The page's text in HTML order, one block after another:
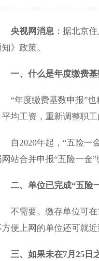
央视网消息 ：据北京
》政策。
一、什么是年度缴费基
年度缴费基数申报”也
平均工资，重新调整职
2020年起，“五险一金
网站合并申报“五险一金”
二、单位已完成“五险
需要。缴存单位可在7
方便上网的单位还可就
三、 如果未在7月25日